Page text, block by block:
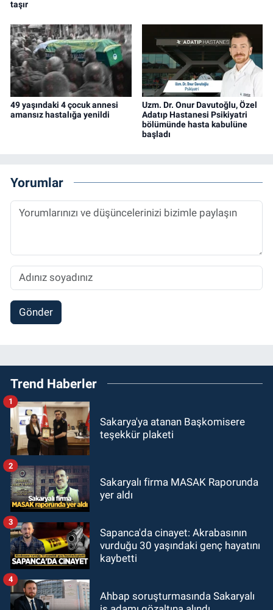
taşır
49 yaşındaki 4 çocuk annesi
amansız hastalığa yenildi
Uzm. Dr. Onur Davutoğlu, Özel
Adatıp Hastanesi Psikiyatri
bölümünde hasta kabulüne
başladı
Yorumlar
Gönder
Trend Haberler
Sakarya'ya atanan Başkomisere
teşekkür plaketi
1
Sakaryalı firma MASAK Raporunda
yer aldı
2
Sapanca'da cinayet: Akrabasının
vurduğu 30 yaşındaki genç hayatını
kaybetti
3
Ahbap soruşturmasında Sakaryalı
4